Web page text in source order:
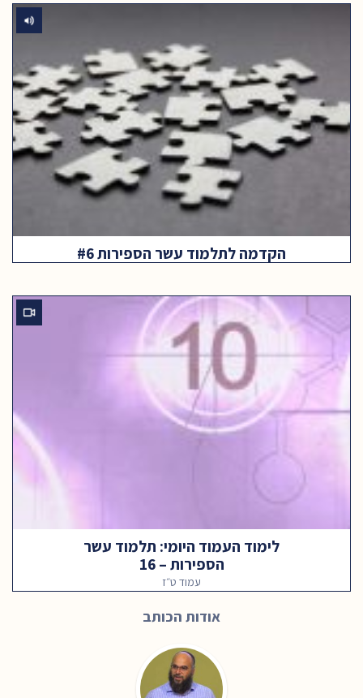
הקדמה לתלמוד עשר הספירות #6
לימוד העמוד היומי: תלמוד עשר
הספירות – 16
עמוד ט״ז
אודות הכותב